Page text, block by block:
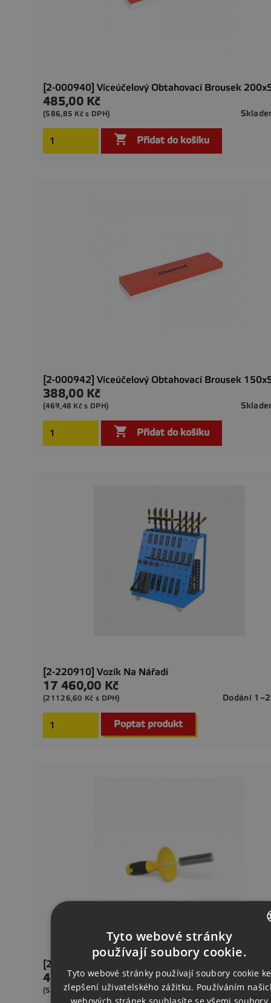
[2-000940] Víceúčelový Obtahovací Brousek
Cena
485,00 Kč
(586,85 Kč s DPH)
 Přidat do košíku
[2-000942] Víceúčelový Obtahovací Brousek
Cena
388,00 Kč
(469,48 Kč s DPH)
 Přidat do košíku
[2-220910] Vozík Na Nářadí
Cena
17 460,00 Kč
Dodání
(21126,60 Kč s DPH)
Poptat produkt
[2-220820] Kartáč Ø 24 S Ochrannou Krytkou
Cena
437,00 Kč
(528,77 Kč s DPH)
ENGLISH
GERMAN
Tyto webové stránky
používají soubory cookie.
Tyto webové stránky používají soubory cookie ke
zlepšení uživatelského zážitku. Používáním
webových stránek souhlasíte se všemi soubory